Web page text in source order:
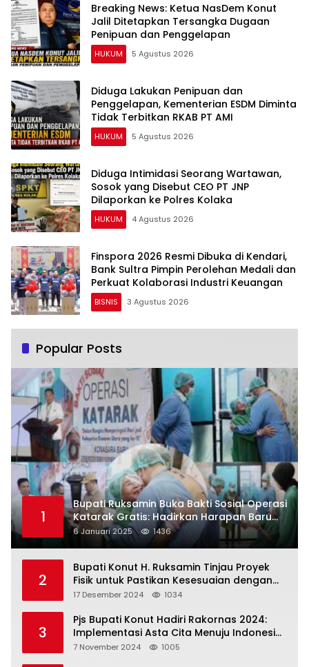
Breaking News: Ketua NasDem Konut
Jalil Ditetapkan Tersangka Dugaan
Penipuan dan Penggelapan
HUKUM 5 Agustus 2026
Diduga Lakukan Penipuan dan
Penggelapan, Kementerian ESDM Diminta
Tidak Terbitkan RKAB PT AMI
HUKUM 5 Agustus 2026
Diduga Intimidasi Seorang Wartawan,
Sosok yang Disebut CEO PT JNP
Dilaporkan ke Polres Kolaka
HUKUM 4 Agustus 2026
Finspora 2026 Resmi Dibuka di Kendari,
Bank Sultra Pimpin Perolehan Medali dan
Perkuat Kolaborasi Industri Keuangan
BISNIS 3 Agustus 2026
Popular Posts
1
Bupati Ruksamin Buka Bakti Sosial Operasi
Katarak Gratis: Hadirkan Harapan Baru
bagi Masyarakat Konut
6 Januari 2025 1436
2
Bupati Konut H. Ruksamin Tinjau Proyek
Fisik untuk Pastikan Kesesuaian dengan
Perencanaan
17 Desember 2024 1034
3
Pjs Bupati Konut Hadiri Rakornas 2024:
Implementasi Asta Cita Menuju Indonesia
Emas
7 November 2024 1005